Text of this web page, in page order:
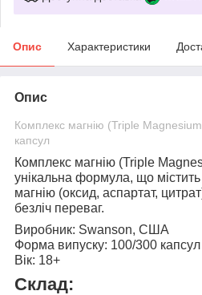
Опис Характеристики
Опис
Комплекс магнію (Triple
капсул
Комплекс магнію (Triple
унікальна формула, що містить
магнію (оксид, аспартат,
безліч переваг.
Виробник: Swanson, США
Форма випуску: 100/300 капсул
Вік: 18+
Склад: